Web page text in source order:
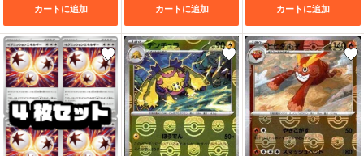
カートに追加 カートに追加 カートに追加